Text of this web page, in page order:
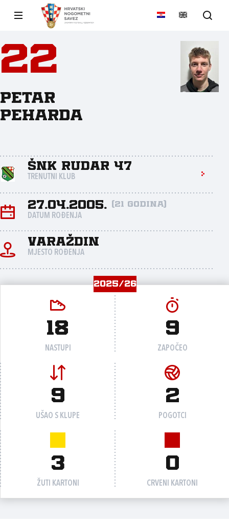
22
Petar
Peharda
ŠNK Rudar 47
TRENUTNI KLUB
27.04.2005. (21 godina)
DATUM ROĐENJA
Varaždin
MJESTO ROĐENJA
2025/26
18
NASTUPI
9
ZAPOČEO
9
UŠAO S KLUPE
2
POGOTCI
3
ŽUTI KARTONI
0
CRVENI KARTONI